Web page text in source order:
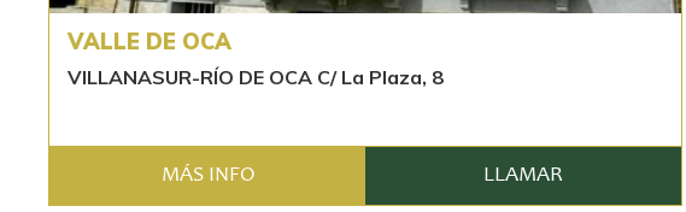
VALLE DE OCA
VILLANASUR-RÍO DE OCA C/ La Plaza, 8
MÁS INFO LLAMAR